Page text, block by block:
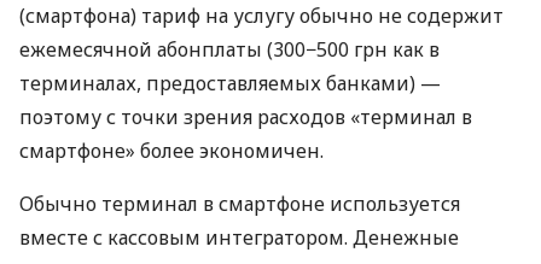
(смартфона) тариф на услугу обычно не содержит
ежемесячной абонплаты (300−500 грн как в
терминалах, предоставляемых банками) —
поэтому с точки зрения расходов «терминал в
смартфоне» более экономичен.
Обычно терминал в смартфоне используется
вместе с кассовым интегратором. Денежные